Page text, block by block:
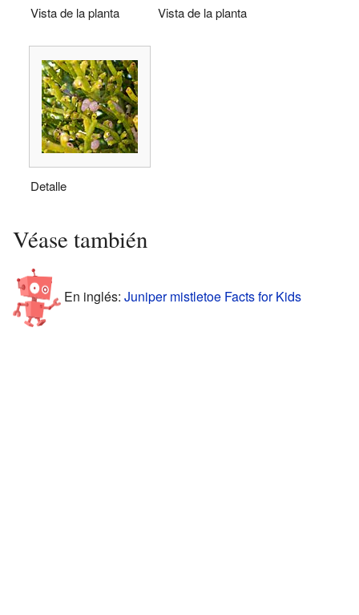
Vista de la planta Vista de la planta
Detalle
Véase también
En inglés: Juniper mistletoe Facts for Kids